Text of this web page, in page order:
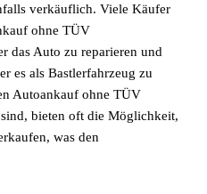
verkäuflich. Viele Käufer
ohne TÜV
das Auto zu reparieren und
es als Bastlerfahrzeug zu
Autoankauf ohne TÜV
bieten oft die Möglichkeit,
was den